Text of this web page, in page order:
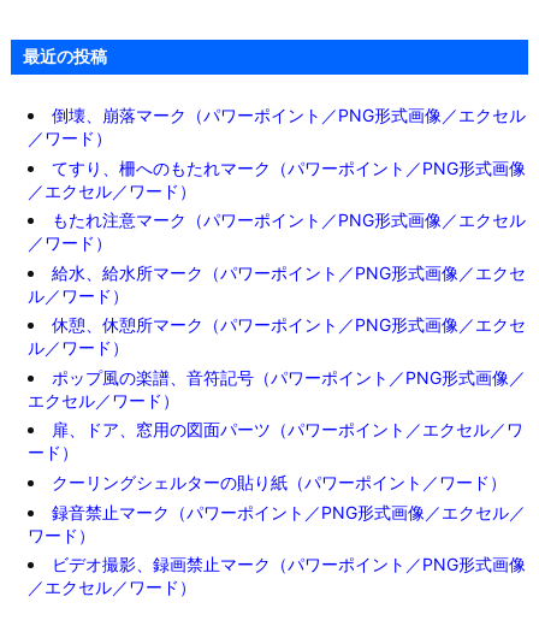
最近の投稿
倒壊、崩落マーク（パワーポイント／PNG形式画像／エクセル
／ワード）
てすり、柵へのもたれマーク（パワーポイント／PNG形式画像
／エクセル／ワード）
もたれ注意マーク（パワーポイント／PNG形式画像／エクセル
／ワード）
給水、給水所マーク（パワーポイント／PNG形式画像／エクセ
ル／ワード）
休憩、休憩所マーク（パワーポイント／PNG形式画像／エクセ
ル／ワード）
ポップ風の楽譜、音符記号（パワーポイント／PNG形式画像／
エクセル／ワード）
扉、ドア、窓用の図面パーツ（パワーポイント／エクセル／ワ
ード）
クーリングシェルターの貼り紙（パワーポイント／ワード）
録音禁止マーク（パワーポイント／PNG形式画像／エクセル／
ワード）
ビデオ撮影、録画禁止マーク（パワーポイント／PNG形式画像
／エクセル／ワード）